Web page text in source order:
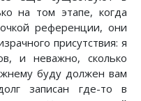
на том этапе, когда
референции, они
присутствия: я
и неважно, сколько
буду должен вам
записан где-то в